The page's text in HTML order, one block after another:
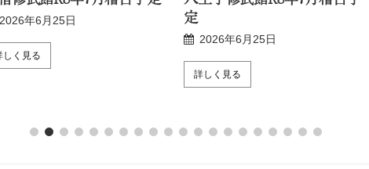
2026年6月25日
しく見る
定
2026年6月25日
詳しく見る